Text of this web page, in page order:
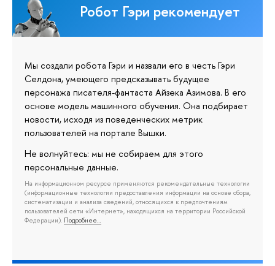
Робот Гэри рекомендует
Мы создали робота Гэри и назвали его в честь Гэри
Селдона, умеющего предсказывать будущее
персонажа писателя-фантаста Айзека Азимова. В его
основе модель машинного обучения. Она подбирает
новости, исходя из поведенческих метрик
пользователей на портале Вышки.
Не волнуйтесь: мы не собираем для этого
персональные данные.
На информационном ресурсе применяются рекомендательные технологии
(информационные технологии предоставления информации на основе сбора,
систематизации и анализа сведений, относящихся к предпочтениям
пользователей сети «Интернет», находящихся на территории Российской
Федерации). Подробнее…